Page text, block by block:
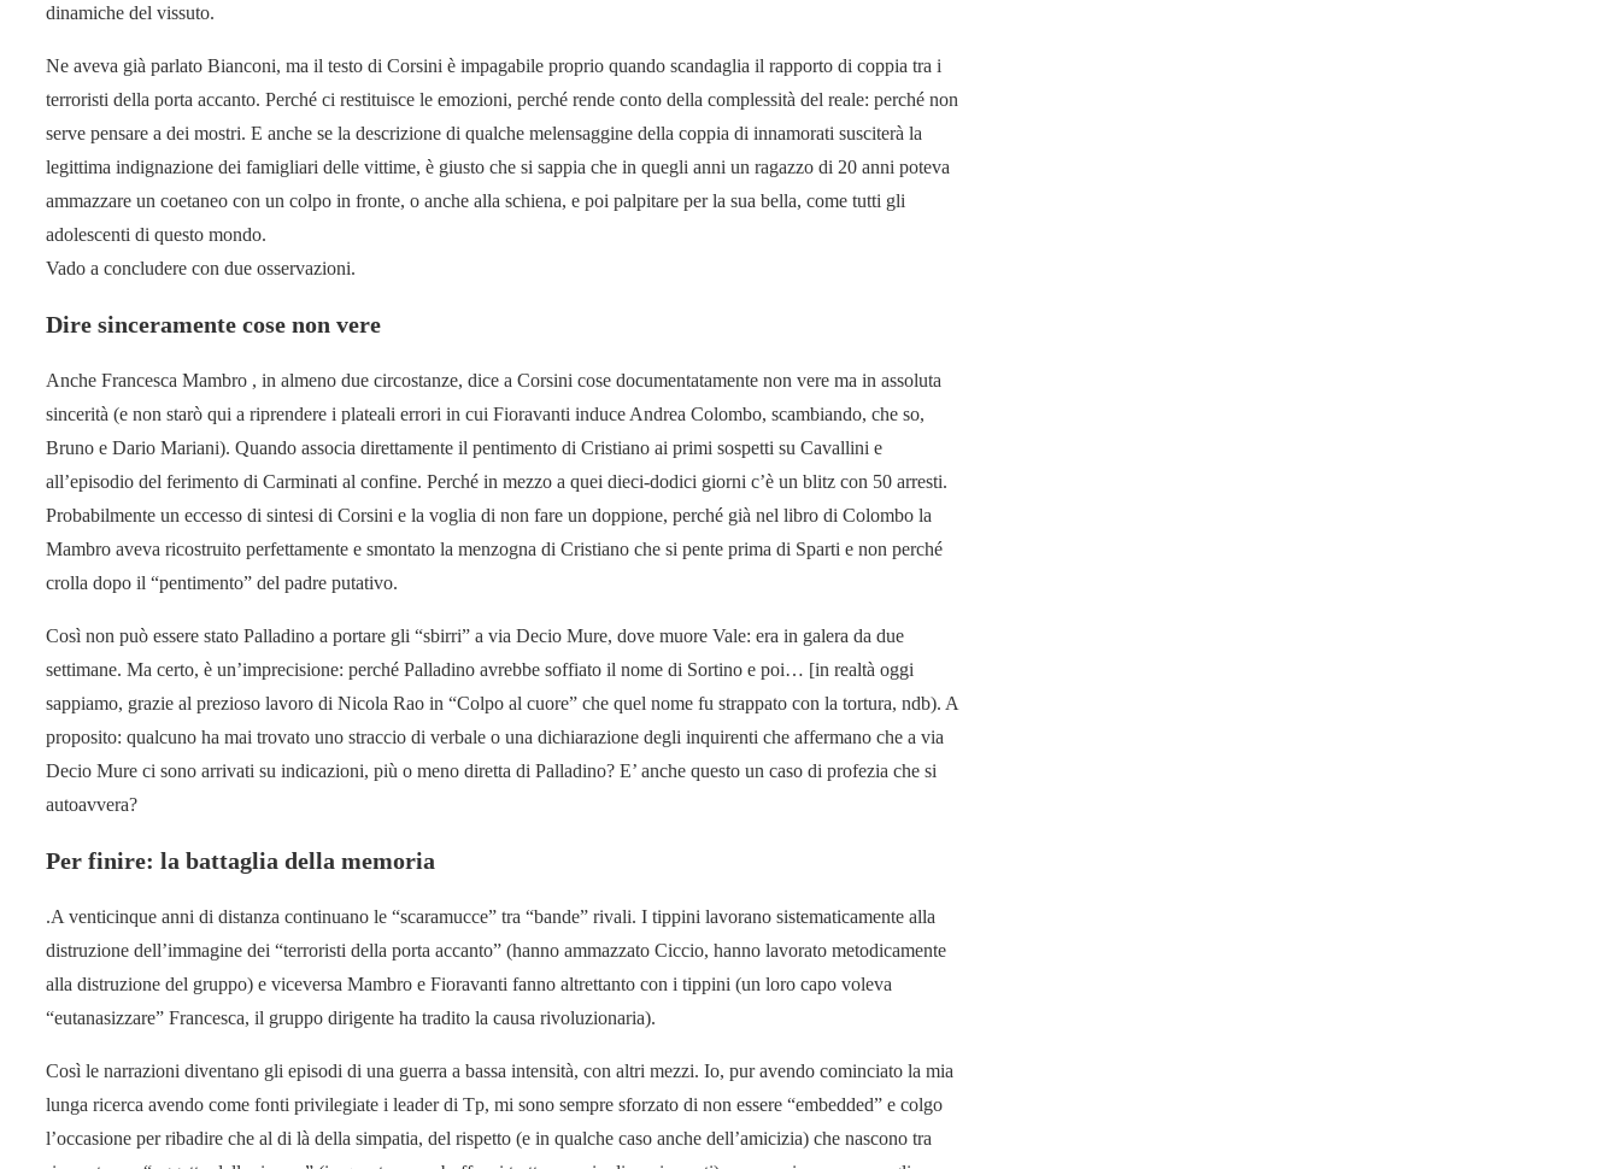
dinamiche del vissuto.
Ne aveva già parlato Bianconi, ma il testo di Corsini è impagabile proprio quando scandaglia il rapporto di coppia tra i
terroristi della porta accanto. Perché ci restituisce le emozioni, perché rende conto della complessità del reale: perché non
serve pensare a dei mostri. E anche se la descrizione di qualche melensaggine della coppia di innamorati susciterà la
legittima indignazione dei famigliari delle vittime, è giusto che si sappia che in quegli anni un ragazzo di 20 anni poteva
ammazzare un coetaneo con un colpo in fronte, o anche alla schiena, e poi palpitare per la sua bella, come tutti gli
adolescenti di questo mondo.
Vado a concludere con due osservazioni.
Dire sinceramente cose non vere
Anche Francesca Mambro , in almeno due circostanze, dice a Corsini cose documentatamente non vere ma in assoluta
sincerità (e non starò qui a riprendere i plateali errori in cui Fioravanti induce Andrea Colombo, scambiando, che so,
Bruno e Dario Mariani). Quando associa direttamente il pentimento di Cristiano ai primi sospetti su Cavallini e
all’episodio del ferimento di Carminati al confine. Perché in mezzo a quei dieci-dodici giorni c’è un blitz con 50 arresti.
Probabilmente un eccesso di sintesi di Corsini e la voglia di non fare un doppione, perché già nel libro di Colombo la
Mambro aveva ricostruito perfettamente e smontato la menzogna di Cristiano che si pente prima di Sparti e non perché
crolla dopo il “pentimento” del padre putativo.
Così non può essere stato Palladino a portare gli “sbirri” a via Decio Mure, dove muore Vale: era in galera da due
settimane. Ma certo, è un’imprecisione: perché Palladino avrebbe soffiato il nome di Sortino e poi… [in realtà oggi
sappiamo, grazie al prezioso lavoro di Nicola Rao in “Colpo al cuore” che quel nome fu strappato con la tortura, ndb). A
proposito: qualcuno ha mai trovato uno straccio di verbale o una dichiarazione degli inquirenti che affermano che a via
Decio Mure ci sono arrivati su indicazioni, più o meno diretta di Palladino? E’ anche questo un caso di profezia che si
autoavvera?
Per finire: la battaglia della memoria
.A venticinque anni di distanza continuano le “scaramucce” tra “bande” rivali. I tippini lavorano sistematicamente alla
distruzione dell’immagine dei “terroristi della porta accanto” (hanno ammazzato Ciccio, hanno lavorato metodicamente
alla distruzione del gruppo) e viceversa Mambro e Fioravanti fanno altrettanto con i tippini (un loro capo voleva
“eutanasizzare” Francesca, il gruppo dirigente ha tradito la causa rivoluzionaria).
Così le narrazioni diventano gli episodi di una guerra a bassa intensità, con altri mezzi. Io, pur avendo cominciato la mia
lunga ricerca avendo come fonti privilegiate i leader di Tp, mi sono sempre sforzato di non essere “embedded” e colgo
l’occasione per ribadire che al di là della simpatia, del rispetto (e in qualche caso anche dell’amicizia) che nascono tra